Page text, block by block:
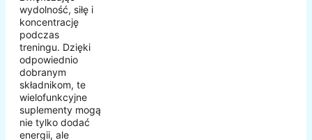
wydolność, siłę i
koncentrację
podczas
treningu. Dzięki
odpowiednio
dobranym
składnikom, te
wielofunkcyjne
suplementy mogą
nie tylko dodać
energii, ale